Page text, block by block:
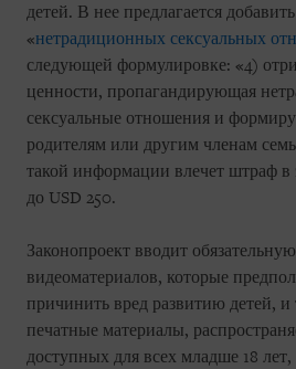
детей. В нее предлагается
«нетрадиционных сексуальных
следующей формулировке: «4)
ценности, пропагандирующая
сексуальные отношения и
родителям или другим членам
такой информации влечет штраф в
до USD 250.
Законопроект вводит
видеоматериалов, которые
причинить вред развитию детей, и
печатные материалы,
доступных для всех младше 18